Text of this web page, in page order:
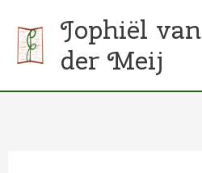
naar
Jophiël van
der Meij